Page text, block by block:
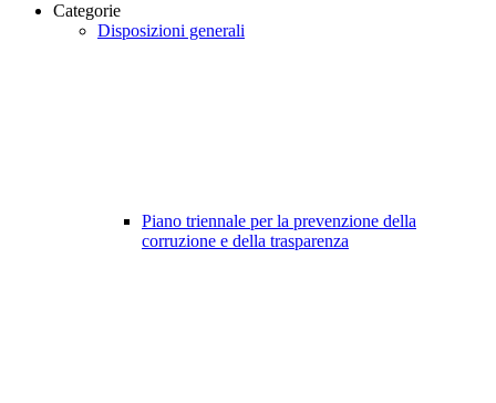
Categorie
Disposizioni generali
Piano triennale per la prevenzione della
corruzione e della trasparenza